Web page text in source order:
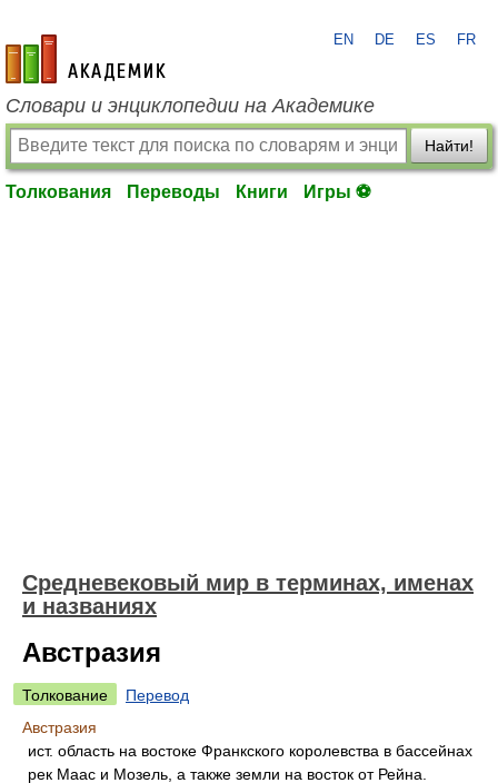
academic.ru
EN DE ES FR
Словари и энциклопедии на Академике
Найти!
Толкования Переводы Книги Игры ⚽
Средневековый мир в терминах, именах
и названиях
Австразия
Толкование
Перевод
Австразия
ист. область на востоке Франкского королевства в бассейнах
рек Маас и Мозель, а также земли на восток от Рейна.